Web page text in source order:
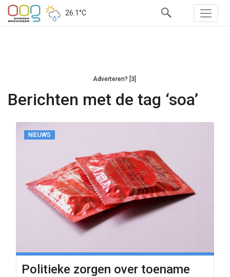
26.1°C
Adverteren? [3]
Berichten met de tag ‘soa’
NIEUWS
Politieke zorgen over toename